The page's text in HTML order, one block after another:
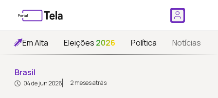
Em Alta Eleições 2026 Política Notícias
Brasil
04 de jun 2026 2 meses atrás